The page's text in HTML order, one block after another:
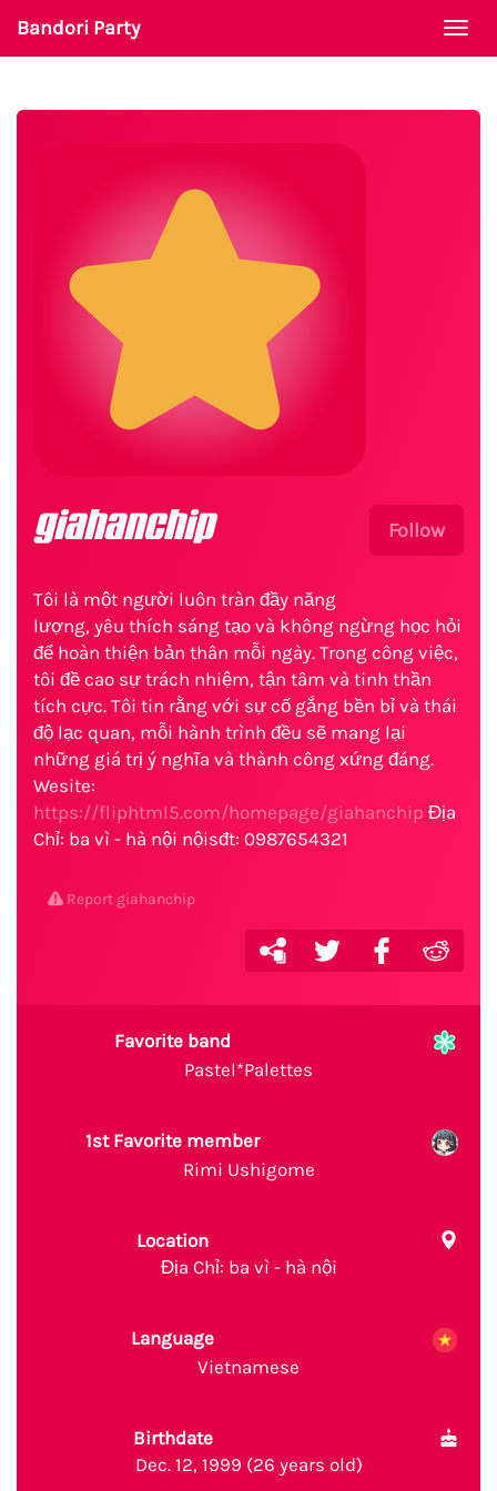
Bandori Party
Follow
giahanchip
Tôi là một người luôn tràn đầy năng
lượng, yêu thích sáng tạo và không ngừng học hỏi
để hoàn thiện bản thân mỗi ngày. Trong công việc,
tôi đề cao sự trách nhiệm, tận tâm và tinh thần
tích cực. Tôi tin rằng với sự cố gắng bền bỉ và thái
độ lạc quan, mỗi hành trình đều sẽ mang lại
những giá trị ý nghĩa và thành công xứng đáng.
Wesite:
https://fliphtml5.com/homepage/giahanchip Địa
Chỉ: ba vì - hà nội nộisđt: 0987654321
Report giahanchip
Favorite band
Pastel*Palettes
1st Favorite member
Rimi Ushigome
Location
Địa Chỉ: ba vì - hà nội
Language
Vietnamese
Birthdate
Dec. 12, 1999 (26 years old)